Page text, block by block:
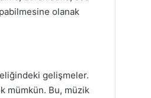
olanak
gelişmeler.
mümkün. Bu, müzik